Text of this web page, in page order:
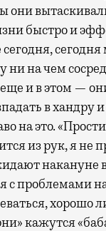
они
быстро и
ни на чем
и в этом —
в хандру
на это.
из рук, я не
накануне
с проблемами
хорошо
кажутся